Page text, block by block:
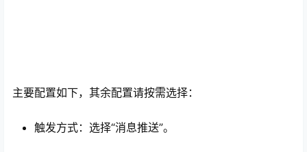
主要配置如下，其余配置请按需选择：
触发方式：选择“消息推送”。